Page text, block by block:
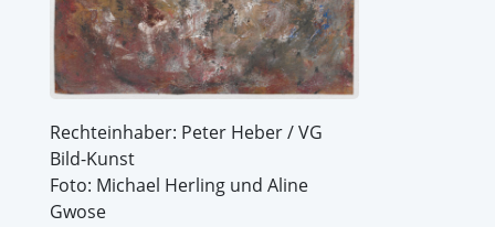
Rechteinhaber: Peter Heber / VG
Bild-Kunst
Foto: Michael Herling und Aline
Gwose